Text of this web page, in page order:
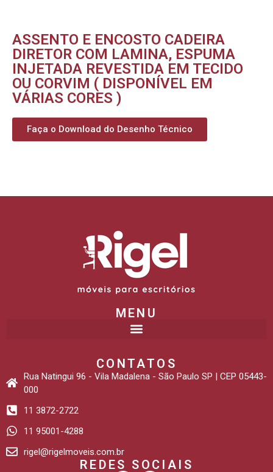
ASSENTO E ENCOSTO CADEIRA
DIRETOR COM LAMINA, ESPUMA
INJETADA REVESTIDA EM TECIDO
OU CORVIM ( DISPONÍVEL EM
VÁRIAS CORES )
Faça o Download do Desenho Técnico
MENU
CONTATOS
Rua Natingui 96 - Vila Madalena - São Paulo SP | CEP 05443-
000
11 3872-2722
11 95001-4288
rigel@rigelmoveis.com.br
REDES SOCIAIS